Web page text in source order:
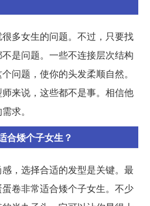
多女生的问题。不过，只要找
是问题。一些不连接层次结构
问题，使你的头发柔顺自然。
来说，这些都不是事。相信他
求。
合矮个子女生？
，选择合适的发型是关键。最
卷非常适合矮个子女生。不少